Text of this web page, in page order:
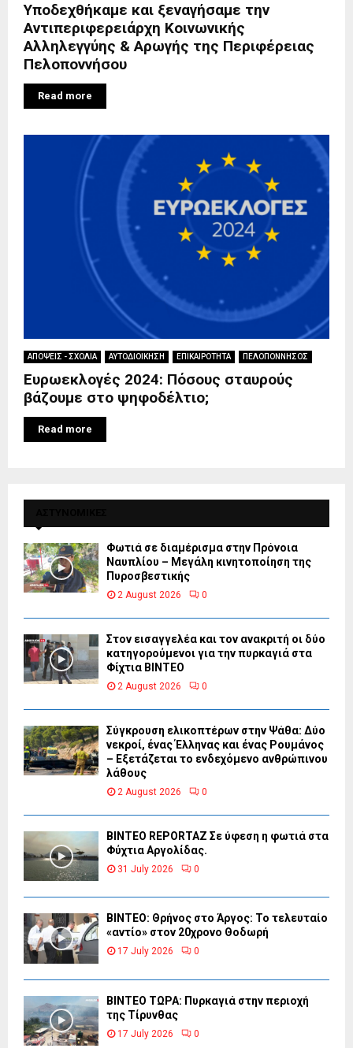
Υποδεχθήκαμε και ξεναγήσαμε την
Αντιπεριφερειάρχη Κοινωνικής
Αλληλεγγύης & Αρωγής της Περιφέρειας
Πελοποννήσου
Read more
ΑΠΟΨΕΙΣ - ΣΧΟΛΙΑ ΑΥΤΟΔΙΟΙΚΗΣΗ ΕΠΙΚΑΙΡΟΤΗΤΑ ΠΕΛΟΠΟΝΝΗΣΟΣ
Ευρωεκλογές 2024: Πόσους σταυρούς
βάζουμε στο ψηφοδέλτιο;
Read more
Φωτιά σε διαμέρισμα στην Πρόνοια
Ναυπλίου – Μεγάλη κινητοποίηση της
Πυροσβεστικής
2 August 2026 0
Στον εισαγγελέα και τον ανακριτή οι δύο
κατηγορούμενοι για την πυρκαγιά στα
Φίχτια ΒΙΝΤΕΟ
2 August 2026 0
Σύγκρουση ελικοπτέρων στην Ψάθα: Δύο
νεκροί, ένας Έλληνας και ένας Ρουμάνος
– Εξετάζεται το ενδεχόμενο ανθρώπινου
λάθους
2 August 2026 0
BINTEO REPORTAZ Σε ύφεση η φωτιά στα
Φύχτια Αργολίδας.
31 July 2026 0
ΒΙΝΤΕΟ: Θρήνος στο Άργος: Το τελευταίο
«αντίο» στον 20χρονο Θοδωρή
17 July 2026 0
ΒΙΝΤΕΟ ΤΩΡΑ: Πυρκαγιά στην περιοχή
της Τίρυνθας
17 July 2026 0